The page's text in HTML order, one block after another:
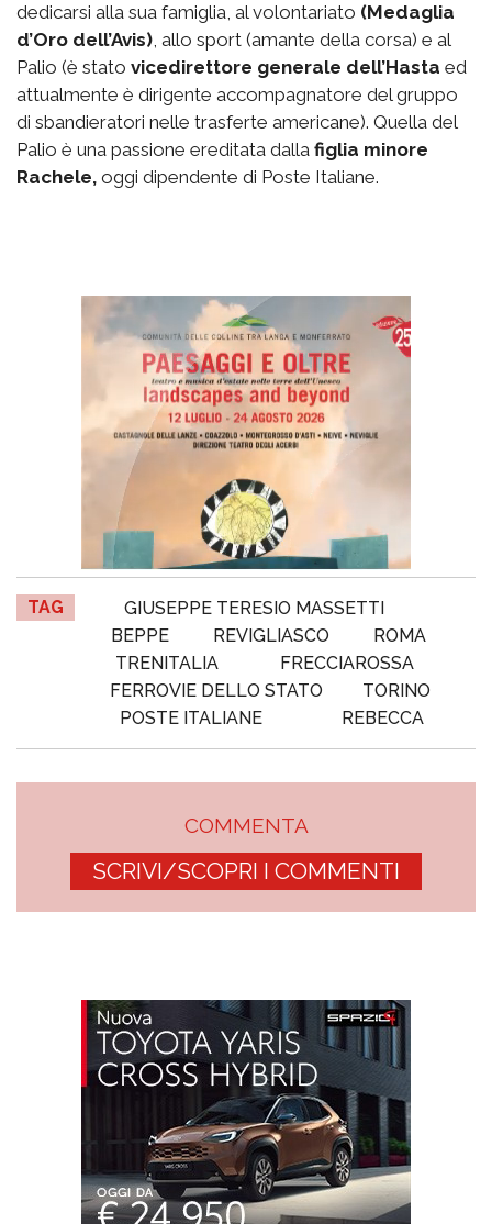
dedicarsi alla sua famiglia, al volontariato (Medaglia
d’Oro dell’Avis), allo sport (amante della corsa) e al
Palio (è stato vicedirettore generale dell’Hasta ed
attualmente è dirigente accompagnatore del gruppo
di sbandieratori nelle trasferte americane). Quella del
Palio è una passione ereditata dalla figlia minore
Rachele, oggi dipendente di Poste Italiane.
TAG
GIUSEPPE TERESIO MASSETTI
BEPPE
REVIGLIASCO
ROMA
TRENITALIA
FRECCIAROSSA
FERROVIE DELLO STATO
TORINO
POSTE ITALIANE
REBECCA
COMMENTA
SCRIVI/SCOPRI I COMMENTI